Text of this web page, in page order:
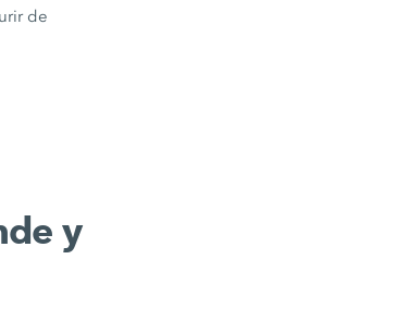
de
y